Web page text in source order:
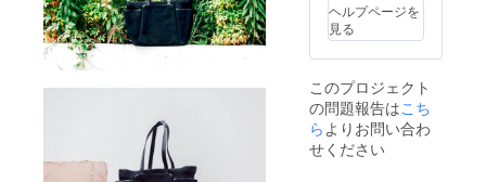
ヘルプページを
見る
このプロジェクト
の問題報告はこち
らよりお問い合わ
せください